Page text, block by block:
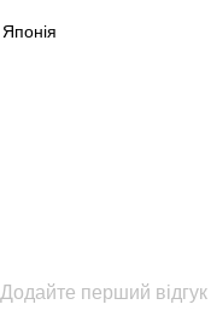
Японія
Додайте перший відгук